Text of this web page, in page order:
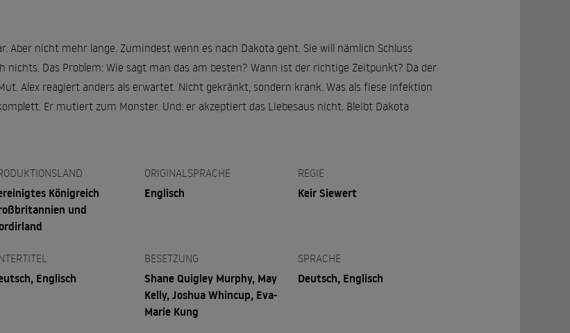
Aber nicht mehr lange. Zumindest wenn es nach Dakota geht. Sie will nämlich Schluss
nichts. Das Problem: Wie sagt man das am besten? Wann ist der richtige Zeitpunkt? Da der
Alex reagiert anders als erwartet. Nicht gekränkt, sondern krank. Was als fiese Infektion
Er mutiert zum Monster. Und: er akzeptiert das Liebesaus nicht. Bleibt Dakota
Königreich
und
ORIGINALSPRACHE
Englisch
REGIE
Keir Siewert
Englisch
BESETZUNG
Shane Quigley Murphy, May
Kelly, Joshua Whincup, Eva-
Marie Kung
SPRACHE
Deutsch, Englisch